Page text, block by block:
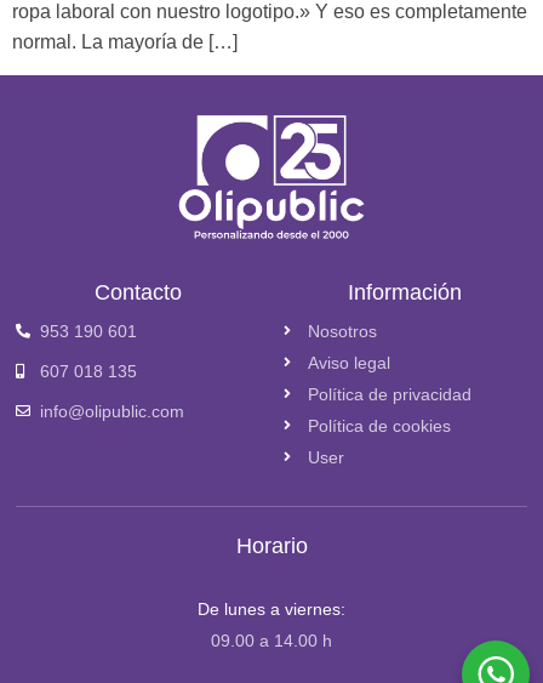
ropa laboral con nuestro logotipo.» Y eso es completamente
normal. La mayoría de […]
Contacto
953 190 601
607 018 135
info@olipublic.com
Información
Nosotros
Aviso legal
Política de privacidad
Política de cookies
User
Horario
De lunes a viernes:
09.00 a 14.00 h